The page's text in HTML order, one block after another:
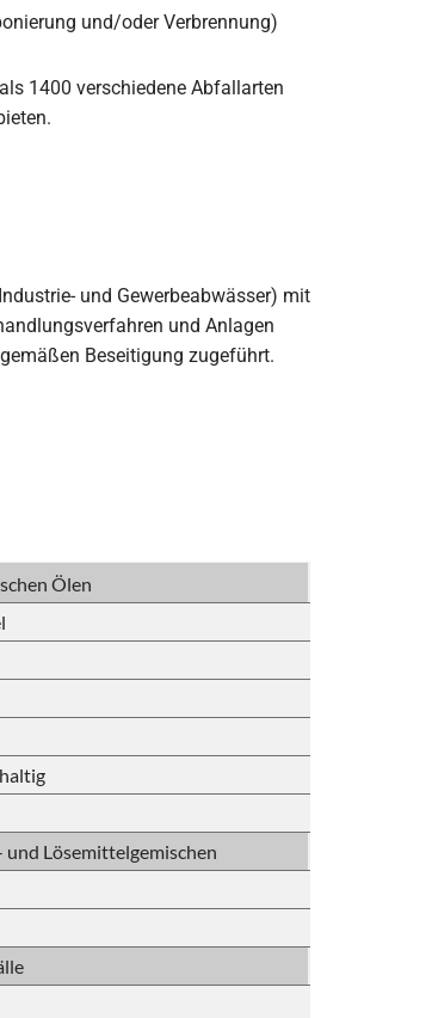
und/oder Verbrennung)
1400 verschiedene Abfallarten
und Gewerbeabwässer) mit
und Anlagen
Beseitigung zugeführt.
Ölen
Lösemittelgemischen